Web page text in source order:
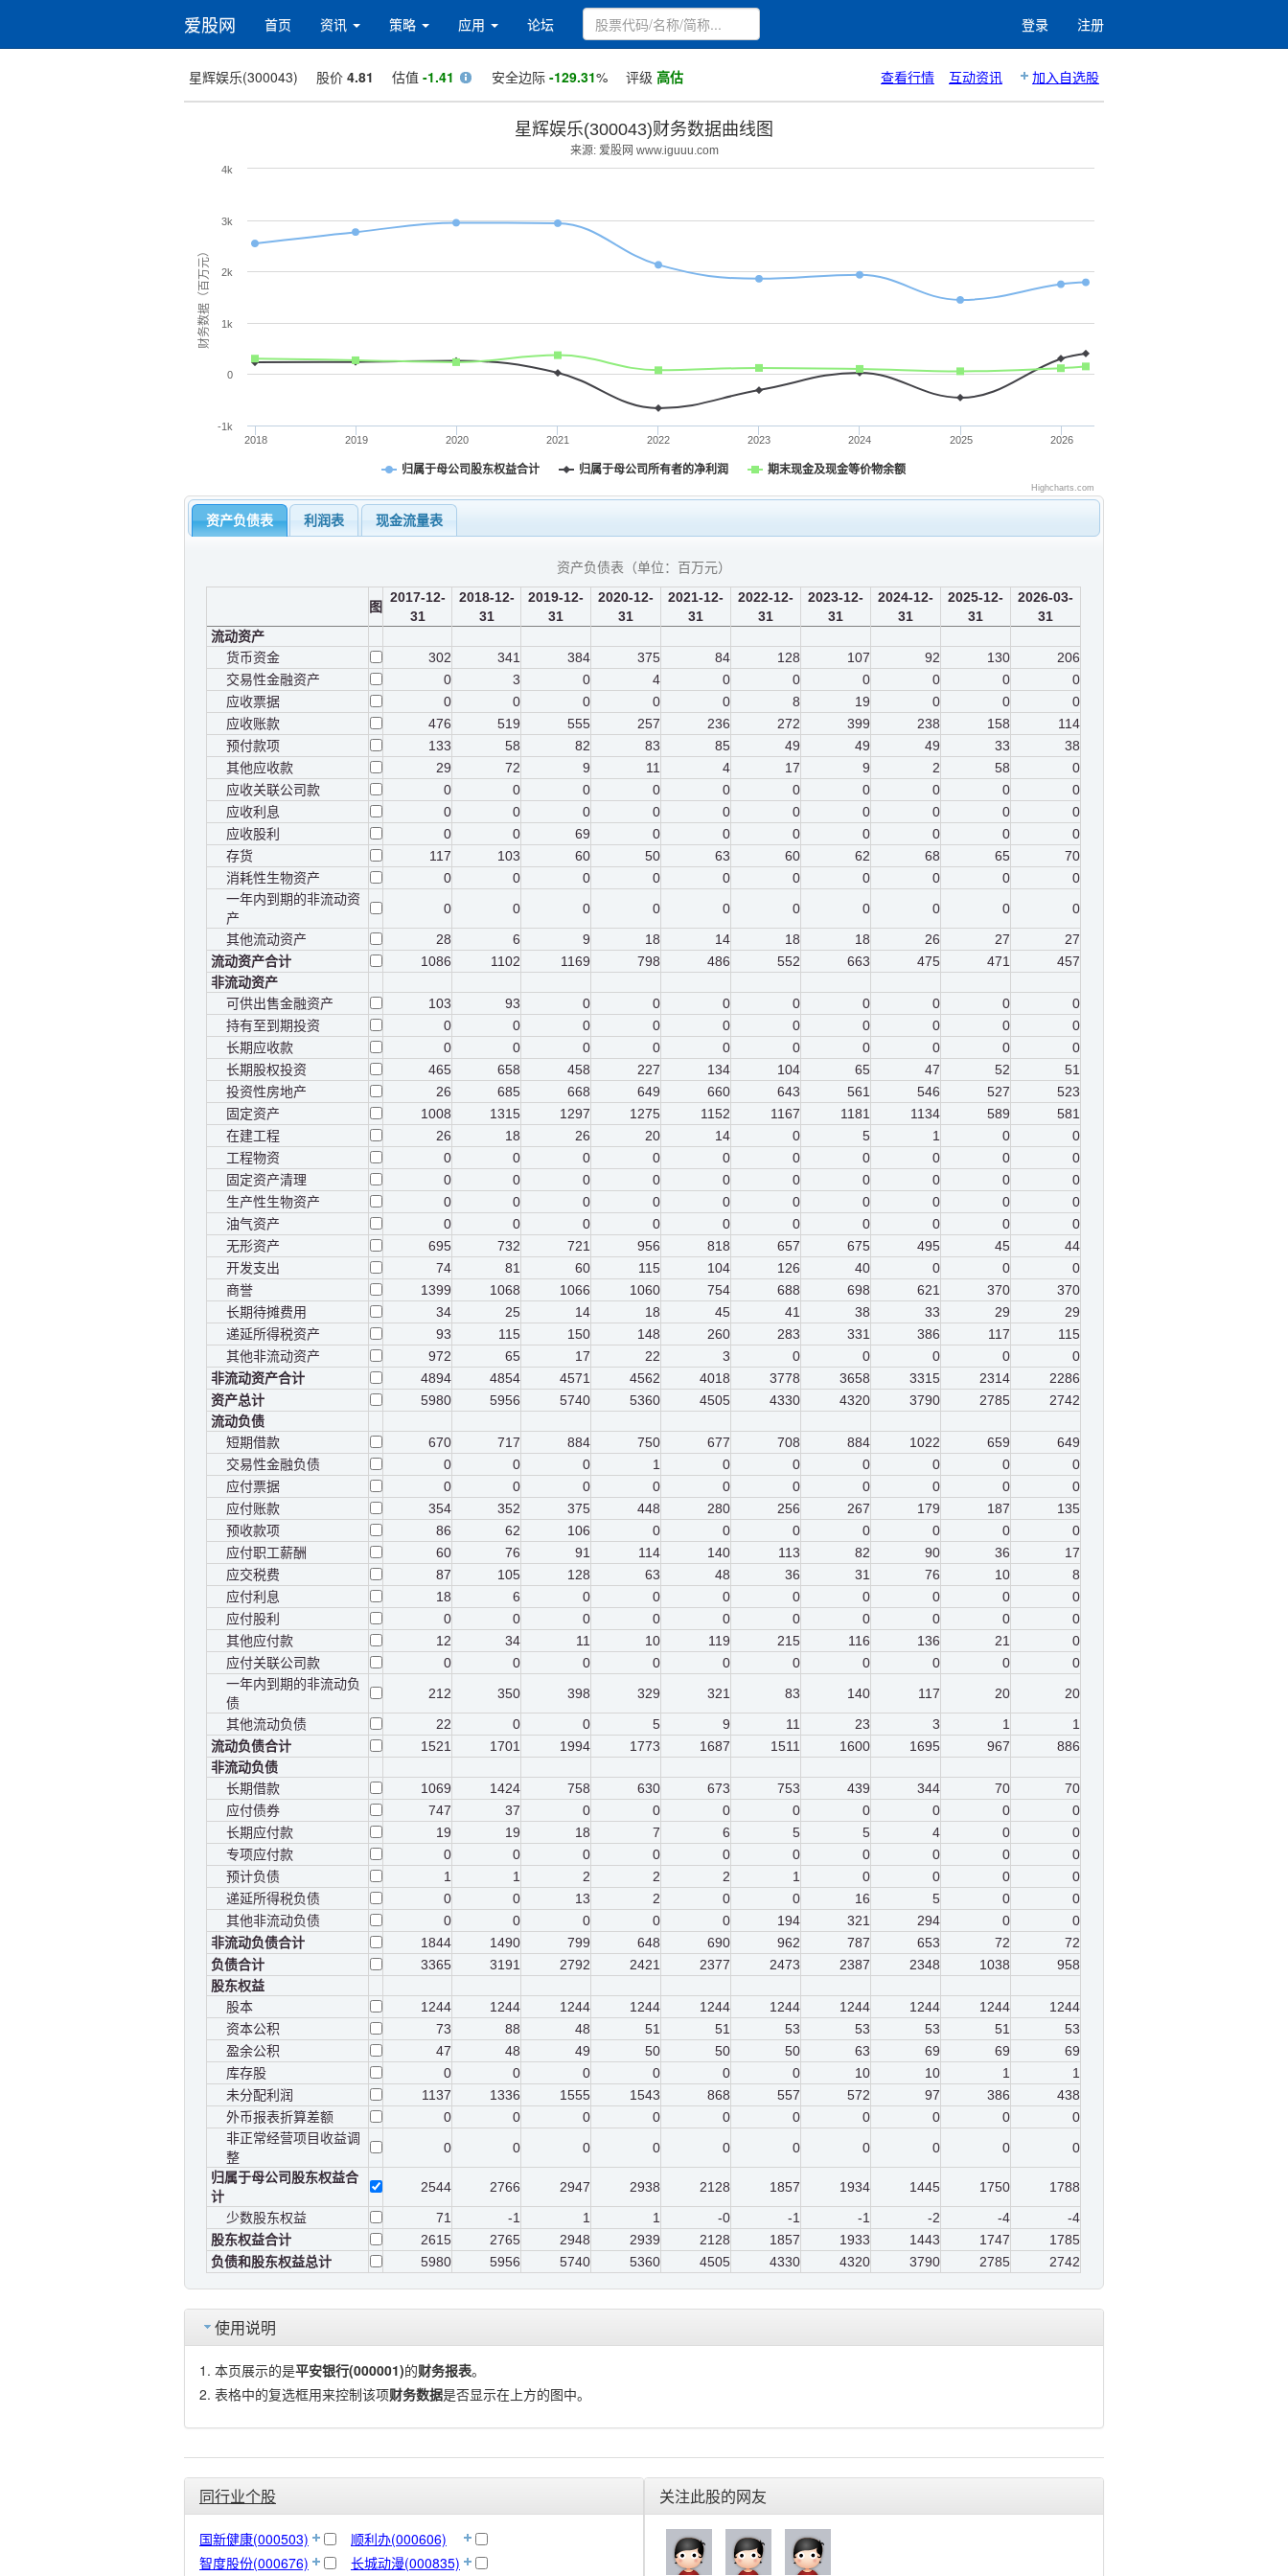
爱股网 首页 资讯 策略 应用 论坛 登录 注册
星辉娱乐(300043) 股价 4.81 估值 -1.41 安全边际 -129.31% 评级 高估 查看行情 互动资讯 加入自选股
财务数据（百万元）
星辉娱乐(300043)财务数据曲线图
来源: 爱股网 www.iguuu.com
归属于母公司股东权益合计 归属于母公司所有者的净利润 期末现金及现金等价物余额
2018 2019 2020 2021 2022 2023 2024 2025 2026
-1k
0
1k
2k
3k
4k
Highcharts.com
资产负债表 利润表 现金流量表
资产负债表（单位： 百万元）
图
2017-12-
31
2018-12-
31
2019-12-
31
2020-12-
31
2021-12-
31
2022-12-
31
2023-12-
31
2024-12-
31
2025-12-
31
2026-03-
31
流动资产
货币资金
302 341 384 375 84 128 107 92 130
206
交易性金融资产
0 3 0 4 0 0 0 0 0
0
应收票据
0 0 0 0 0 8 19 0 0
0
应收账款
476 519 555 257 236 272 399 238 158
114
预付款项
133 58 82 83 85 49 49 49 33
38
其他应收款
29 72 9 11 4 17 9 2 58
0
应收关联公司款
0 0 0 0 0 0 0 0 0
0
应收利息
0 0 0 0 0 0 0 0 0
0
应收股利
0 0 69 0 0 0 0 0 0
0
存货
117 103 60 50 63 60 62 68 65
70
消耗性生物资产
0 0 0 0 0 0 0 0 0
0
一年内到期的非流动资
产
0 0 0 0 0 0 0 0 0
0
其他流动资产
28 6 9 18 14 18 18 26 27
27
流动资产合计
1086 1102 1169 798 486 552 663 475 471
457
非流动资产
可供出售金融资产
103 93 0 0 0 0 0 0 0
0
持有至到期投资
0 0 0 0 0 0 0 0 0
0
长期应收款
0 0 0 0 0 0 0 0 0
0
长期股权投资
465 658 458 227 134 104 65 47 52
51
投资性房地产
26 685 668 649 660 643 561 546 527
523
固定资产
1008 1315 1297 1275 1152 1167 1181 1134 589
581
在建工程
26 18 26 20 14 0 5 1 0
0
工程物资
0 0 0 0 0 0 0 0 0
0
固定资产清理
0 0 0 0 0 0 0 0 0
0
生产性生物资产
0 0 0 0 0 0 0 0 0
0
油气资产
0 0 0 0 0 0 0 0 0
0
无形资产
695 732 721 956 818 657 675 495 45
44
开发支出
74 81 60 115 104 126 40 0 0
0
商誉
1399 1068 1066 1060 754 688 698 621 370
370
长期待摊费用
34 25 14 18 45 41 38 33 29
29
递延所得税资产
93 115 150 148 260 283 331 386 117
115
其他非流动资产
972 65 17 22 3 0 0 0 0
0
非流动资产合计
4894 4854 4571 4562 4018 3778 3658 3315 2314
2286
资产总计
5980 5956 5740 5360 4505 4330 4320 3790 2785
2742
流动负债
短期借款
670 717 884 750 677 708 884 1022 659
649
交易性金融负债
0 0 0 1 0 0 0 0 0
0
应付票据
0 0 0 0 0 0 0 0 0
0
应付账款
354 352 375 448 280 256 267 179 187
135
预收款项
86 62 106 0 0 0 0 0 0
0
应付职工薪酬
60 76 91 114 140 113 82 90 36
17
应交税费
87 105 128 63 48 36 31 76 10
8
应付利息
18 6 0 0 0 0 0 0 0
0
应付股利
0 0 0 0 0 0 0 0 0
0
其他应付款
12 34 11 10 119 215 116 136 21
0
应付关联公司款
0 0 0 0 0 0 0 0 0
0
一年内到期的非流动负
债
212 350 398 329 321 83 140 117 20
20
其他流动负债
22 0 0 5 9 11 23 3 1
1
流动负债合计
1521 1701 1994 1773 1687 1511 1600 1695 967
886
非流动负债
长期借款
1069 1424 758 630 673 753 439 344 70
70
应付债券
747 37 0 0 0 0 0 0 0
0
长期应付款
19 19 18 7 6 5 5 4 0
0
专项应付款
0 0 0 0 0 0 0 0 0
0
预计负债
1 1 2 2 2 1 0 0 0
0
递延所得税负债
0 0 13 2 0 0 16 5 0
0
其他非流动负债
0 0 0 0 0 194 321 294 0
0
非流动负债合计
1844 1490 799 648 690 962 787 653 72
72
负债合计
3365 3191 2792 2421 2377 2473 2387 2348 1038
958
股东权益
股本
1244 1244 1244 1244 1244 1244 1244 1244 1244
1244
资本公积
73 88 48 51 51 53 53 53 51
53
盈余公积
47 48 49 50 50 50 63 69 69
69
库存股
0 0 0 0 0 0 10 10 1
1
未分配利润
1137 1336 1555 1543 868 557 572 97 386
438
外币报表折算差额
0 0 0 0 0 0 0 0 0
0
非正常经营项目收益调
整
0 0 0 0 0 0 0 0 0
0
归属于母公司股东权益合
计
2544 2766 2947 2938 2128 1857 1934 1445 1750
1788
少数股东权益
71 -1 1 1 -0 -1 -1 -2 -4
-4
股东权益合计
2615 2765 2948 2939 2128 1857 1933 1443 1747
1785
负债和股东权益总计
5980 5956 5740 5360 4505 4330 4320 3790 2785 2742
使用说明
本页展示的是平安银行(000001)的财务报表。
表格中的复选框用来控制该项财务数据是否显示在上方的图中。
同行业个股
国新健康(000503)
顺利办(000606)
智度股份(000676)
长城动漫(000835)
关注此股的网友